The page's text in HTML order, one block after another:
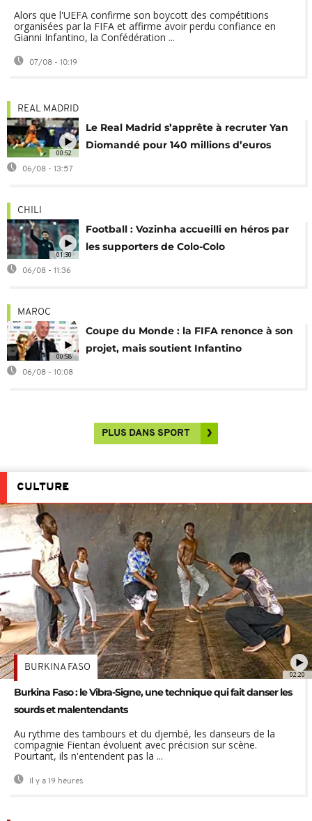
Alors que l'UEFA confirme son boycott des compétitions
organisées par la FIFA et affirme avoir perdu confiance en
Gianni Infantino, la Confédération ...
07/08 - 10:19
00:52
REAL MADRID
Le Real Madrid s’apprête à recruter Yan
Diomandé pour 140 millions d’euros
06/08 - 13:57
01:30
CHILI
Football : Vozinha accueilli en héros par
les supporters de Colo-Colo
06/08 - 11:36
00:58
MAROC
Coupe du Monde : la FIFA renonce à son
projet, mais soutient Infantino
06/08 - 10:08
PLUS DANS SPORT
CULTURE
02:20
BURKINA FASO
Burkina Faso : le Vibra-Signe, une technique qui fait danser les
sourds et malentendants
Au rythme des tambours et du djembé, les danseurs de la
compagnie Fientan évoluent avec précision sur scène.
Pourtant, ils n'entendent pas la ...
Il y a 19 heures